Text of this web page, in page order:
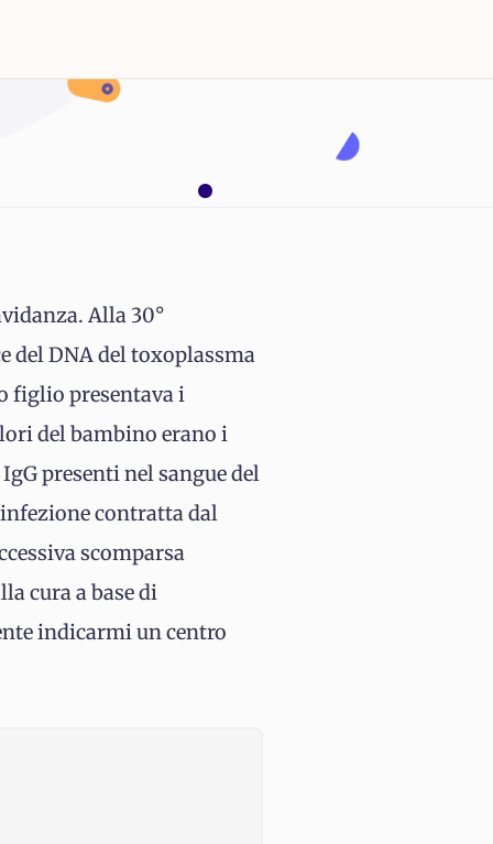
Alla 30°
del DNA del toxoplassma
figlio presentava i
del bambino erano i
presenti nel sangue del
contratta dal
scomparsa
cura a base di
indicarmi un centro